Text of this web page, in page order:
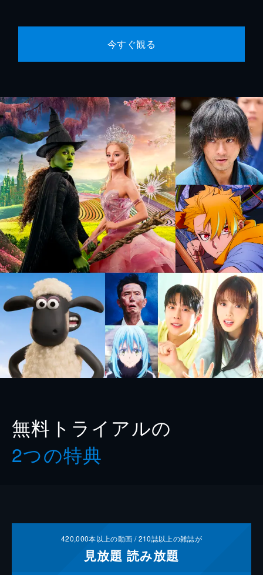
今すぐ観る
無料トライアルの
2つの特典
420,000本以上の動画 /210誌以上の雑誌が
見放題 読み放題